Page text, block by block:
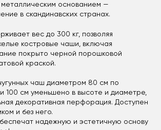
основанием —
в скандинавских странах.
вес до 300 кг, позволяя
костровые чаши, включая
покрыто черной порошковой
краской.
чаш диаметром 80 см по
100 см уменьшено в высоте и диаметре,
декоративная перфорация. Доступен
и без него.
надежную и эстетичную основу